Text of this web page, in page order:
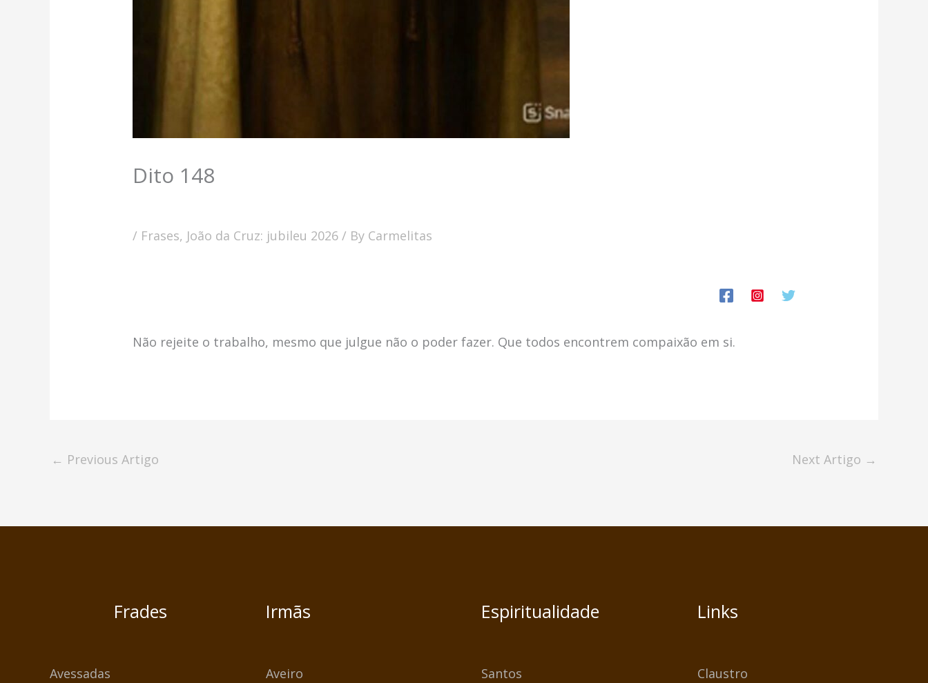
Dito 148
/ Frases, João da Cruz: jubileu 2026 / By Carmelitas
Não rejeite o trabalho, mesmo que julgue não o poder fazer. Que todos encontrem compaixão em si.
← Previous Artigo Next Artigo →
Frades
Avessadas
Irmãs
Aveiro
Espiritualidade
Santos
Links
Claustro